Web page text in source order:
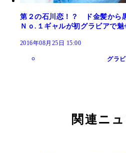
第２の石川恋！？ ド金髪から
Ｎｏ.１ギャルが初グラビアで魅
2016年08月25日 15:00
グラ
関連ニ